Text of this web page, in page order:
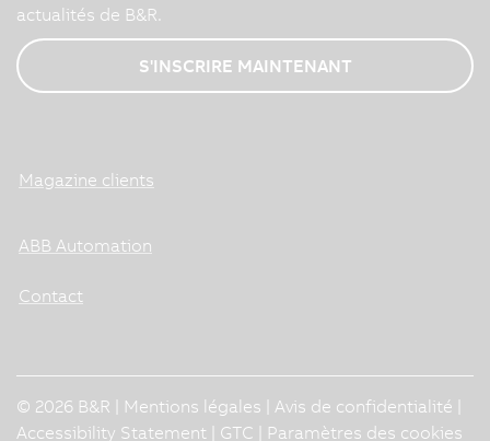
actualités de B&R.
S'INSCRIRE MAINTENANT
Magazine clients
ABB Automation
Contact
© 2026 B&R | Mentions légales Avis de confidentialité
Accessibility Statement
GTC Paramètres des cookies